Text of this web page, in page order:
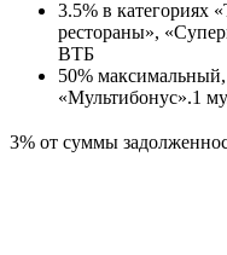
3.5% в категориях
рестораны»,
ВТБ
50%
«Мультибонус».1
3% от суммы